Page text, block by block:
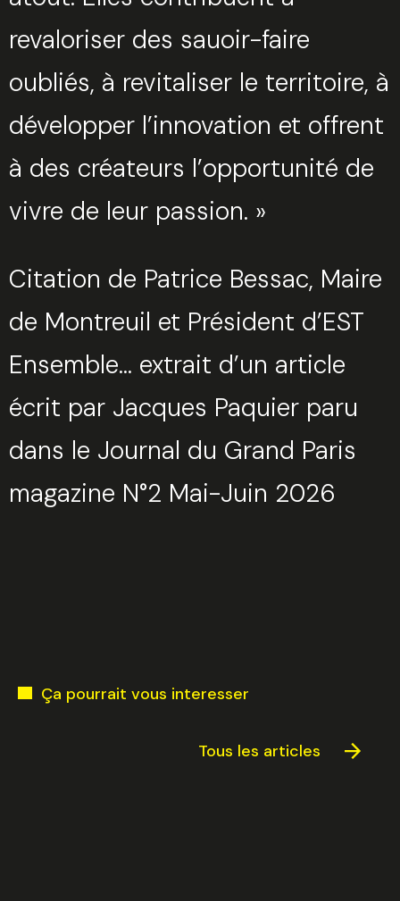
revaloriser des sauoir-faire
oubliés, à revitaliser le territoire, à
développer l’innovation et offrent
à des créateurs l’opportunité de
vivre de leur passion. »
Citation de Patrice Bessac, Maire
de Montreuil et Président d’EST
Ensemble… extrait d’un article
écrit par Jacques Paquier paru
dans le Journal du Grand Paris
magazine N°2 Mai-Juin 2026
Ça pourrait vous interesser
Tous les articles
Sélectionnez une manufacture
Valider